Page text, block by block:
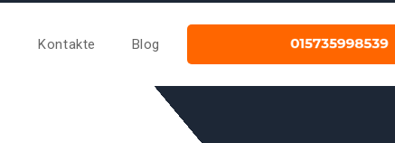
Kontakte Blog